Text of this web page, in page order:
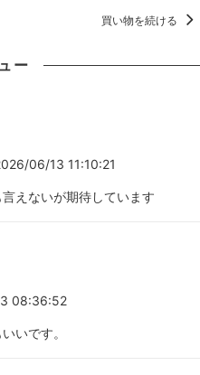
買い物を続ける
ー
06/13 11:10:21
えないが期待しています
08:36:52
いです。